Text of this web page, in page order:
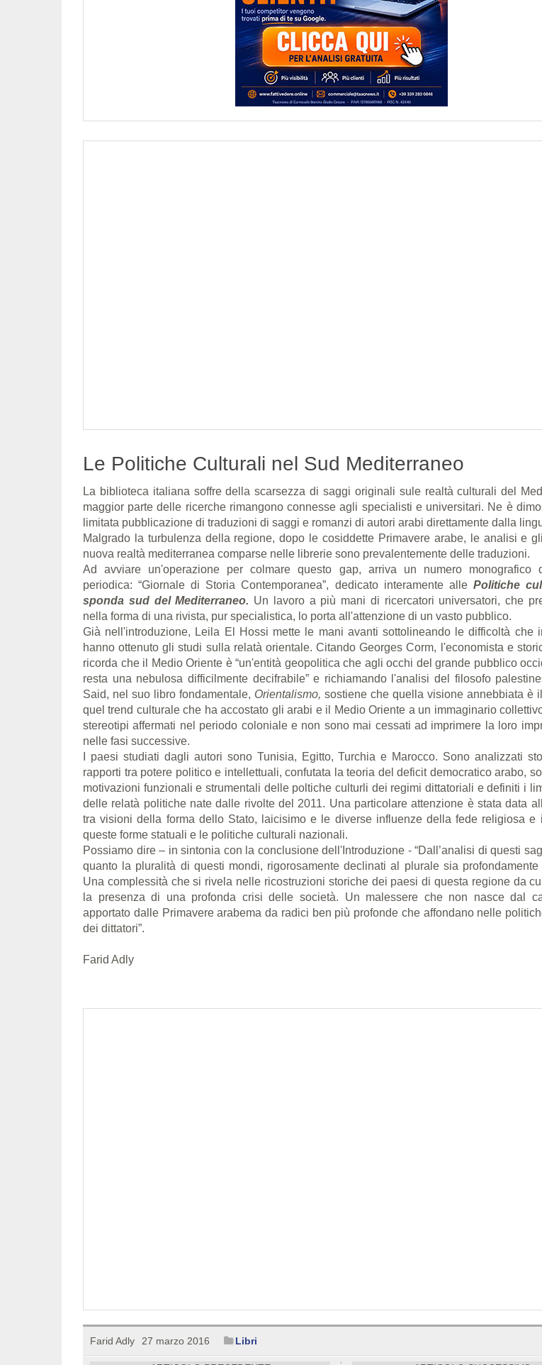
Le Politiche Culturali nel Sud Mediterraneo
La biblioteca italiana soffre della scarsezza di saggi originali sule realtà culturali del
maggior parte delle ricerche rimangono connesse agli specialisti e universitari. Ne è
limitata pubblicazione di traduzioni di saggi e romanzi di autori arabi direttamente dalla
Malgrado la turbulenza della regione, dopo le cosiddette Primavere arabe, le analisi e
nuova realtà mediterranea comparse nelle librerie sono prevalentemente delle traduzioni.
Ad avviare un'operazione per colmare questo gap, arriva un numero monografico
periodica: “Giornale di Storia Contemporanea”, dedicato interamente alle Politiche
sponda sud del Mediterraneo. Un lavoro a più mani di ricercatori universatori, che
nella forma di una rivista, pur specialistica, lo porta all'attenzione di un vasto pubblico.
Già nell'introduzione, Leila El Hossi mette le mani avanti sottolineando le difficoltà che
hanno ottenuto gli studi sulla relatà orientale. Citando Georges Corm, l'economista e
ricorda che il Medio Oriente è “un'entità geopolitica che agli occhi del grande pubblico
resta una nebulosa difficilmente decifrabile” e richiamando l'analisi del filosofo
Said, nel suo libro fondamentale, Orientalismo, sostiene che quella visione annebbiata è
quel trend culturale che ha accostato gli arabi e il Medio Oriente a un immaginario
stereotipi affermati nel periodo coloniale e non sono mai cessati ad imprimere la loro
nelle fasi successive.
I paesi studiati dagli autori sono Tunisia, Egitto, Turchia e Marocco. Sono analizzati
rapporti tra potere politico e intellettuali, confutata la teoria del deficit democratico arabo,
motivazioni funzionali e strumentali delle poltiche culturli dei regimi dittatoriali e definiti i
delle relatà politiche nate dalle rivolte del 2011. Una particolare attenzione è stata data
tra visioni della forma dello Stato, laicisimo e le diverse influenze della fede religiosa e
queste forme statuali e le politiche culturali nazionali.
Possiamo dire – in sintonia con la conclusione dell'Introduzione - “Dall’analisi di questi
quanto la pluralità di questi mondi, rigorosamente declinati al plurale sia profondamente
Una complessità che si rivela nelle ricostruzioni storiche dei paesi di questa regione da
la presenza di una profonda crisi delle società. Un malessere che non nasce dal
apportato dalle Primavere arabema da radici ben più profonde che affondano nelle
dei dittatori”.
Farid Adly
Farid Adly 27 marzo 2016 Libri